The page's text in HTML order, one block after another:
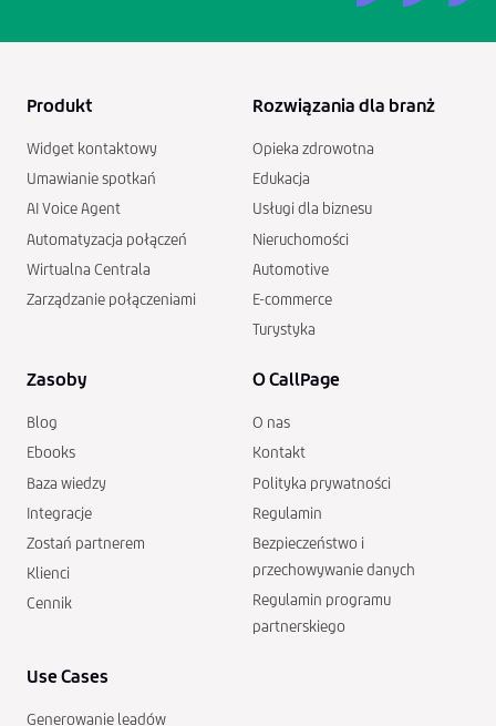
Produkt
Widget kontaktowy
Umawianie spotkań
AI Voice Agent
Automatyzacja połączeń
Wirtualna Centrala
Zarządzanie połączeniami
Rozwiązania dla branż
Opieka zdrowotna
Edukacja
Usługi dla biznesu
Nieruchomości
Automotive
E-commerce
Turystyka
Zasoby
Blog
Ebooks
Baza wiedzy
Integracje
Zostań partnerem
Klienci
Cennik
O CallPage
O nas
Kontakt
Polityka prywatności
Regulamin
Bezpieczeństwo i
przechowywanie danych
Regulamin programu
partnerskiego
Use Cases
Generowanie leadów